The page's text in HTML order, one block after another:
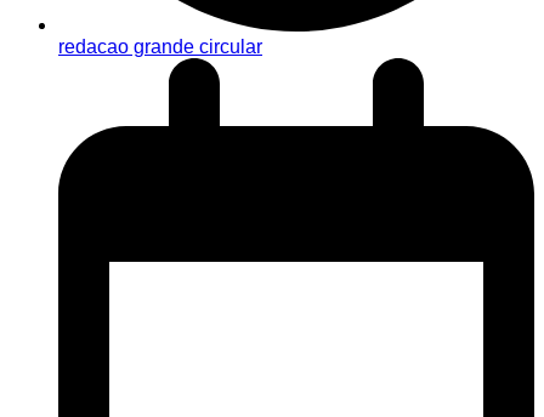
redacao grande circular